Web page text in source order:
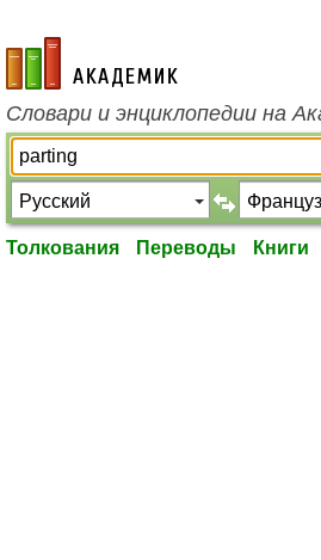
academic.ru
Словари и энциклопедии на
Толкования Переводы Книги